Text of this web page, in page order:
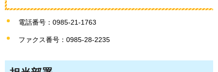
電話番号：0985-21-1763
ファクス番号：0985-28-2235